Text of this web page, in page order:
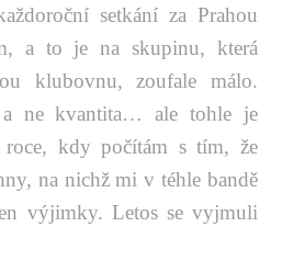
setkání za Prahou
a to je na skupinu, která
klubovnu, zoufale málo.
a ne kvantita… ale tohle je
roce, kdy počítám s tím, že
na nichž mi v téhle bandě
výjimky. Letos se vyjmuli